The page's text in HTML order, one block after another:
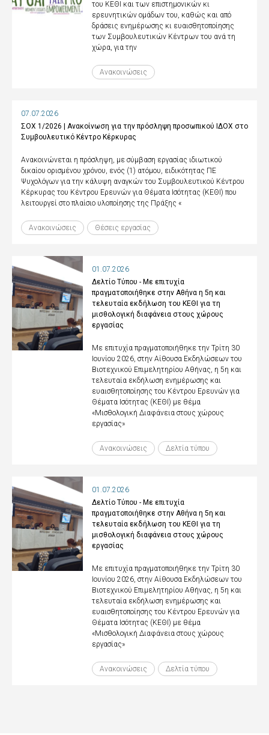
του ΚΕΘΙ και των επιστημονικών κι
ερευνητικών ομάδων του, καθώς και από
δράσεις ενημέρωσης κι ευαισθητοποίησης
των Συμβουλευτικών Κέντρων του ανά τη
χώρα, για την
Ανακοινώσεις
07.07.2026
ΣΟΧ 1/2026 | Ανακοίνωση για την πρόσληψη προσωπικού ΙΔΟΧ στο
Συμβουλευτικό Κέντρο Κέρκυρας
Ανακοινώνεται η πρόσληψη, με σύμβαση εργασίας ιδιωτικού
δικαίου ορισμένου χρόνου, ενός (1) ατόμου, ειδικότητας ΠΕ
Ψυχολόγων για την κάλυψη αναγκών του Συμβουλευτικού Κέντρου
Κέρκυρας του Κέντρου Ερευνών για Θέματα Ισότητας (ΚΕΘΙ) που
λειτουργεί στο πλαίσιο υλοποίησης της Πράξης «
Ανακοινώσεις Θέσεις εργασίας
01.07.2026
Δελτίο Τύπου - Με επιτυχία
πραγματοποιήθηκε στην Αθήνα η 5η και
τελευταία εκδήλωση του ΚΕΘΙ για τη
μισθολογική διαφάνεια στους χώρους
εργασίας
Με επιτυχία πραγματοποιήθηκε την Τρίτη 30
Ιουνίου 2026, στην Αίθουσα Εκδηλώσεων του
Βιοτεχνικού Επιμελητηρίου Αθήνας, η 5η και
τελευταία εκδήλωση ενημέρωσης και
ευαισθητοποίησης του Κέντρου Ερευνών για
Θέματα Ισότητας (ΚΕΘΙ) με θέμα
«Μισθολογική Διαφάνεια στους χώρους
εργασίας»
Ανακοινώσεις Δελτία τύπου
01.07.2026
Δελτίο Τύπου - Με επιτυχία
πραγματοποιήθηκε στην Αθήνα η 5η και
τελευταία εκδήλωση του ΚΕΘΙ για τη
μισθολογική διαφάνεια στους χώρους
εργασίας
Με επιτυχία πραγματοποιήθηκε την Τρίτη 30
Ιουνίου 2026, στην Αίθουσα Εκδηλώσεων του
Βιοτεχνικού Επιμελητηρίου Αθήνας, η 5η και
τελευταία εκδήλωση ενημέρωσης και
ευαισθητοποίησης του Κέντρου Ερευνών για
Θέματα Ισότητας (ΚΕΘΙ) με θέμα
«Μισθολογική Διαφάνεια στους χώρους
εργασίας»
Ανακοινώσεις Δελτία τύπου